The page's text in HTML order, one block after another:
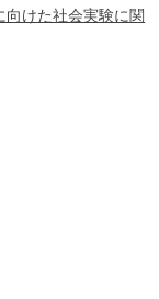
けた社会実験に関